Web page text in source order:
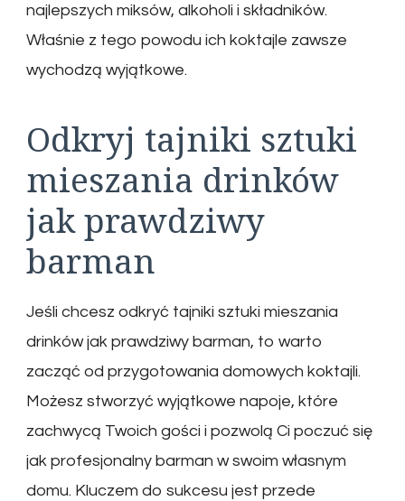
najlepszych miksów, alkoholi i składników.
Właśnie z tego powodu ich koktajle zawsze
wychodzą wyjątkowe.
Odkryj tajniki sztuki
mieszania drinków
jak prawdziwy
barman
Jeśli chcesz odkryć tajniki sztuki mieszania
drinków jak prawdziwy barman, to warto
zacząć od przygotowania domowych koktajli.
Możesz stworzyć wyjątkowe napoje, które
zachwycą Twoich gości i pozwolą Ci poczuć się
jak profesjonalny barman w swoim własnym
domu. Kluczem do sukcesu jest przede